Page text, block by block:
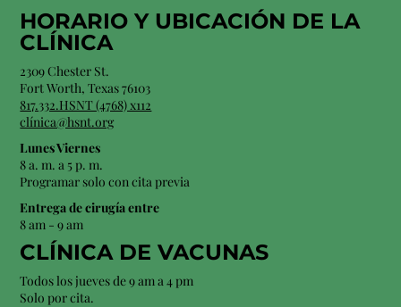
HORARIO Y UBICACIÓN DE LA
CLÍNICA
2309 Chester St.
Fort Worth, Texas 76103
817.332.HSNT (4768) x112
clínica@hsnt.org
Lunes Viernes
8 a. m. a 5 p. m.
Programar solo con cita previa
Entrega de cirugía entre
8 am - 9 am
CLÍNICA DE VACUNAS
Todos los jueves de 9 am a 4 pm
Solo por cita.